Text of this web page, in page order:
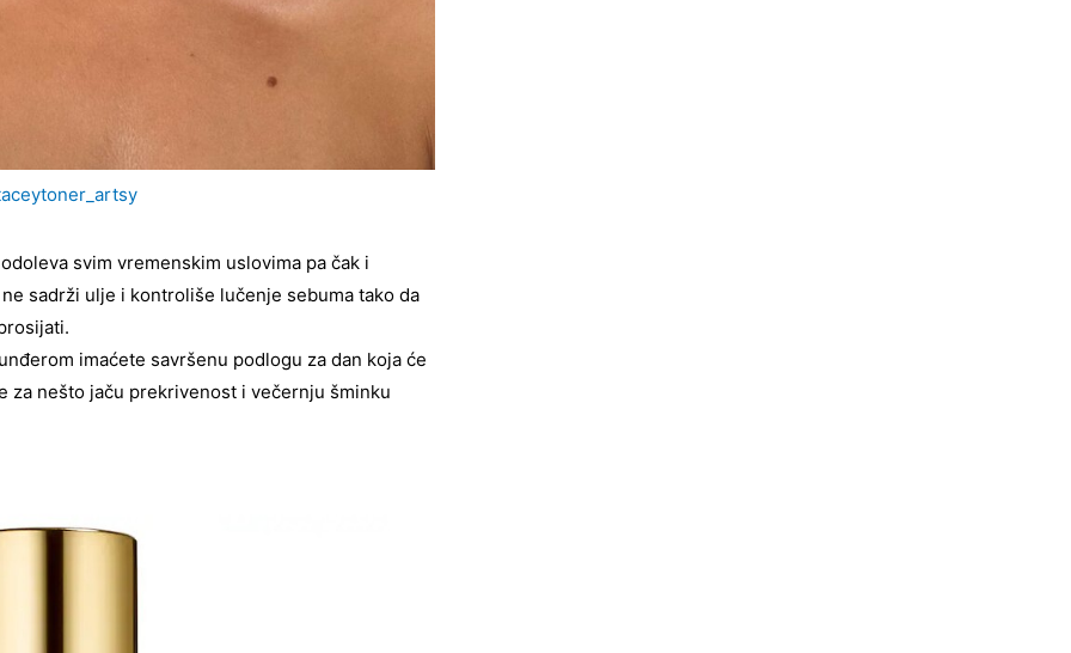
svim vremenskim uslovima pa čak i
sadrži ulje i kontroliše lučenje sebuma tako da
imaćete savršenu podlogu za dan koja će
za nešto jaču prekrivenost i večernju šminku